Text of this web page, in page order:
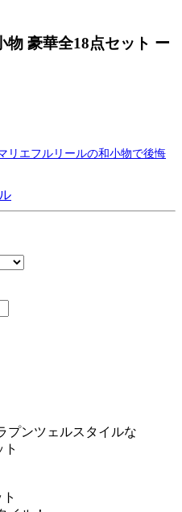
物 豪華全18点セット ー
リエフルリールの和小物で後悔
プンツェルスタイルな